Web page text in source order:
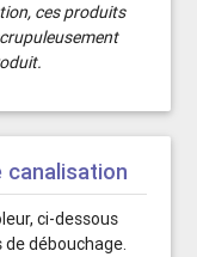
ces produits
canalisation
ci-dessous
débouchage.